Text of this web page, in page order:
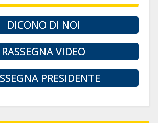
DICONO DI NOI
RASSEGNA VIDEO
PRESIDENTE